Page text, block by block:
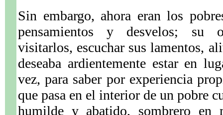
Sin embargo, ahora eran los
pensamientos y desvelos; su
visitarlos, escuchar sus lamentos,
deseaba ardientemente estar en
vez, para saber por experiencia
que pasa en el interior de un pobre
humilde y abatido, sombrero en